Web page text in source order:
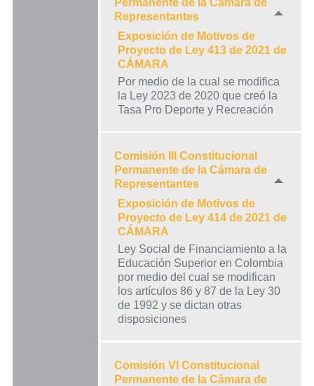
Permanente de la Cámara de
Representantes
Exposición de Motivos de
Proyecto de Ley 413 de 2021 de
CÁMARA
Por medio de la cual se modifica
la Ley 2023 de 2020 que creó la
Tasa Pro Deporte y Recreación
Comisión III Constitucional
Permanente de la Cámara de
Representantes
Exposición de Motivos de
Proyecto de Ley 414 de 2021 de
CÁMARA
Ley Social de Financiamiento a la
Educación Superior en Colombia
por medio del cual se modifican
los artículos 86 y 87 de la Ley 30
de 1992 y se dictan otras
disposiciones
Comisión VI Constitucional
Permanente de la Cámara de